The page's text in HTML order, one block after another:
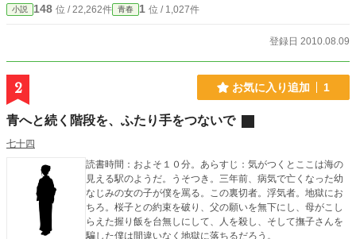
小説 148 位 / 22,262件 青春 1 位 / 1,027件
登録日 2010.08.09
2 お気に入り追加 1
青へと続く階段を、ふたり手をつないで
七十四
読書時間：およそ１０分。あらすじ：気がつくとここは海の
見える駅のようだ。うそつき。三年前、病気で亡くなった幼
なじみの女の子が僕を罵る。この裏切者。浮気者。地獄にお
ちろ。桜子との約束を破り、父の願いを無下にし、母がこし
らえた握り飯を台無しにして、人を殺し、そして撫子さんを
騙した僕は間違いなく地獄に落ちるだろう。